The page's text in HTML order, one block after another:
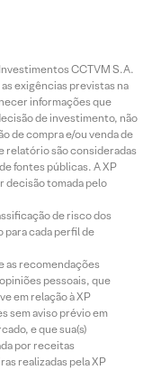
CCTVM S.A.
exigências previstas na
informações que
de investimento, não
de compra e/ou venda de
relatório são consideradas
fontes públicas. A XP
decisão tomada pelo
de risco dos
para cada perfil de
as recomendações
pessoais, que
em relação à XP
sem aviso prévio em
e que sua(s)
por receitas
realizadas pela XP